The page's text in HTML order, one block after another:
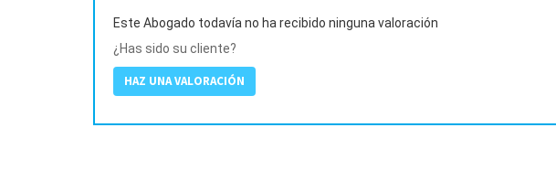
Este Abogado todavía no ha recibido ninguna valoración
¿Has sido su cliente?
HAZ UNA VALORACIÓN